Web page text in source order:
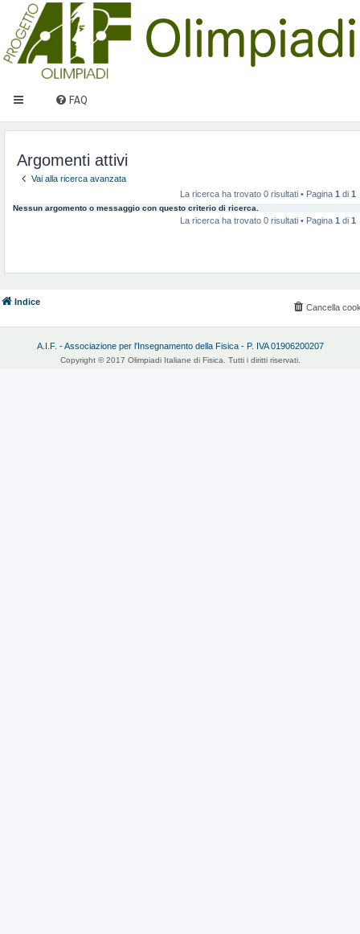
FAQ
Argomenti attivi
Vai alla ricerca avanzata
La ricerca ha trovato 0 risultati • Pagina 1 di 1
Nessun argomento o messaggio con questo criterio di ricerca.
La ricerca ha trovato 0 risultati • Pagina 1 di 1
Indice
Cancella
A.I.F. - Associazione per l'Insegnamento della Fisica - P. IVA 01906200207
Copyright © 2017 Olimpiadi Italiane di Fisica. Tutti i diritti riservati.